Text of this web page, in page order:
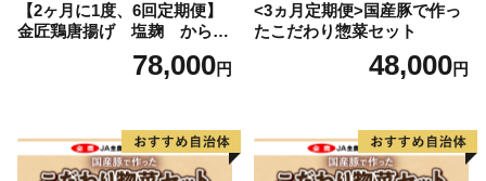
【2ヶ月に1度、6回定期便】
金匠鶏唐揚げ 塩麹 からあ
78,000円
<3ヵ月定期便>国産豚で作っ
たこだわり惣菜セット
48,000円